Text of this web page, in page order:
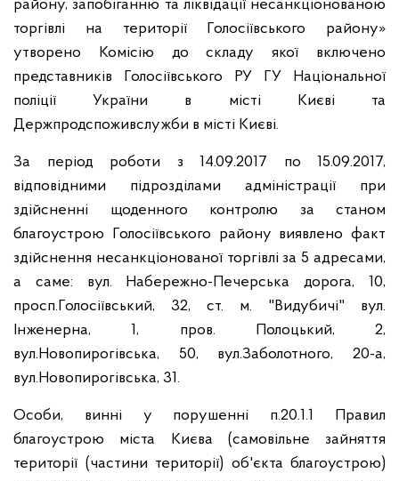
району, запобіганню та ліквідації несанкціонованою
торгівлі на території Голосіївського району»
утворено Комісію до складу якої включено
представників Голосіївського РУ ГУ Національної
поліції України в місті Києві та
Держпродспоживслужби в місті Києві.
За період роботи з 14.09.2017 по 15.09.2017,
відповідними підрозділами адміністрації при
здійсненні щоденного контролю за станом
благоустрою Голосіївського району виявлено факт
здійснення несанкціонованої торгівлі за 5 адресами,
а саме: вул. Набережно-Печерська дорога, 10,
просп.Голосіївський, 32, ст. м. "Видубичі" вул.
Інженерна, 1, пров. Полоцький, 2,
вул.Новопирогівська, 50, вул.Заболотного, 20-а,
вул.Новопирогівська, 31.
Особи, винні у порушенні п.20.1.1 Правил
благоустрою міста Києва (самовільне зайняття
території (частини території) об'єкта благоустрою)